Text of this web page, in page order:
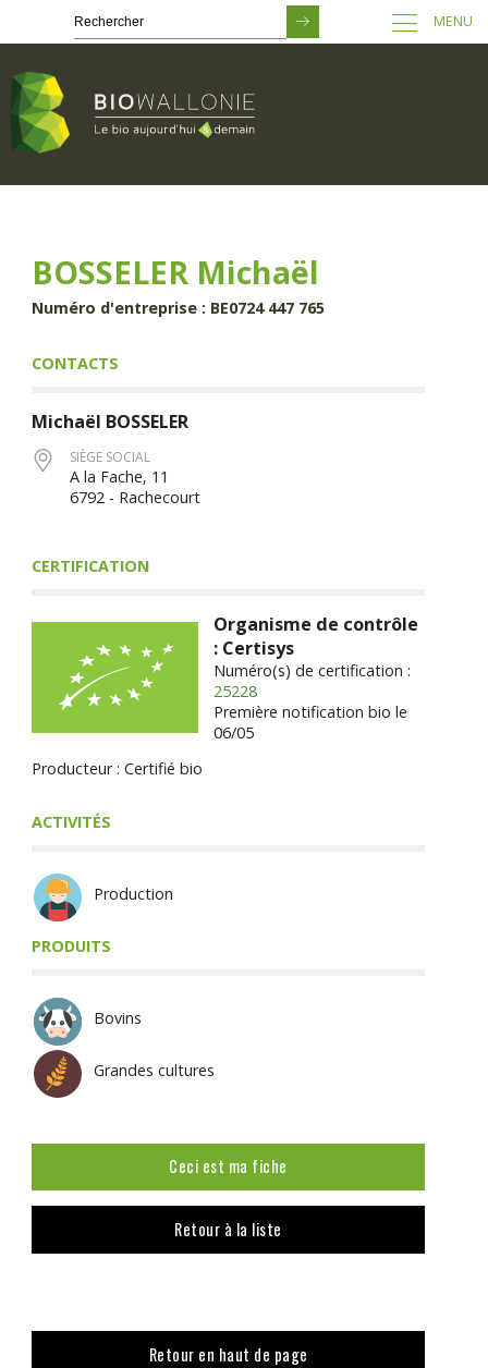
principal
MENU
BOSSELER Michaël
Numéro d'entreprise : BE0724 447 765
CONTACTS
Michaël BOSSELER
SIÈGE SOCIAL
A la Fache, 11
6792 - Rachecourt
CERTIFICATION
Organisme de contrôle
: Certisys
Numéro(s) de certification :
25228
Première notification bio le
06/05
Producteur : Certifié bio
ACTIVITÉS
Production
PRODUITS
Bovins
Grandes cultures
Ceci est ma fiche
Retour à la liste
Retour en haut de page